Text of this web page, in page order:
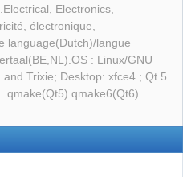
Electronics,
électronique,
language(Dutch)/langue
: Linux/GNU
and Trixie; Desktop: xfce4 ; Qt 5
qmake(Qt5) qmake6(Qt6)